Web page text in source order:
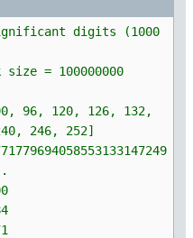
digits (1000
= 100000000
96, 120, 126, 132,
246, 252]